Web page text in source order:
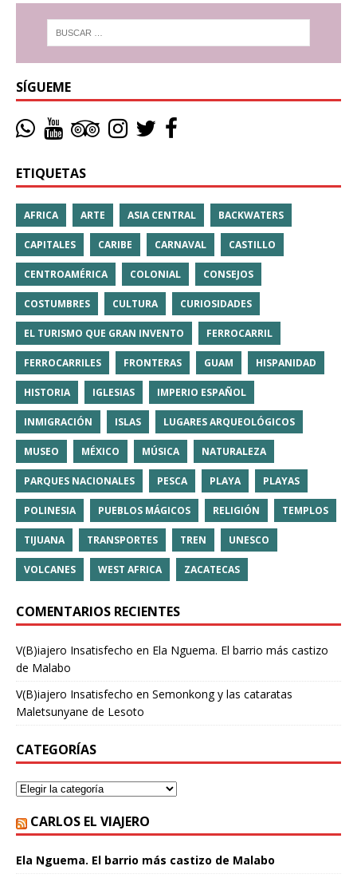
SÍGUEME
ETIQUETAS
AFRICA ARTE ASIA CENTRAL BACKWATERS
CAPITALES CARIBE CARNAVAL CASTILLO
CENTROAMÉRICA COLONIAL CONSEJOS
COSTUMBRES CULTURA CURIOSIDADES
EL TURISMO QUE GRAN INVENTO FERROCARRIL
FERROCARRILES FRONTERAS GUAM HISPANIDAD
HISTORIA IGLESIAS IMPERIO ESPAÑOL
INMIGRACIÓN ISLAS LUGARES ARQUEOLÓGICOS
MUSEO MÉXICO MÚSICA NATURALEZA
PARQUES NACIONALES PESCA PLAYA PLAYAS
POLINESIA PUEBLOS MÁGICOS RELIGIÓN TEMPLOS
TIJUANA TRANSPORTES TREN UNESCO
VOLCANES WEST AFRICA ZACATECAS
COMENTARIOS RECIENTES
V(B)iajero Insatisfecho en Ela Nguema. El barrio más castizo
de Malabo
V(B)iajero Insatisfecho en Semonkong y las cataratas
Maletsunyane de Lesoto
CATEGORÍAS
CARLOS EL VIAJERO
Ela Nguema. El barrio más castizo de Malabo